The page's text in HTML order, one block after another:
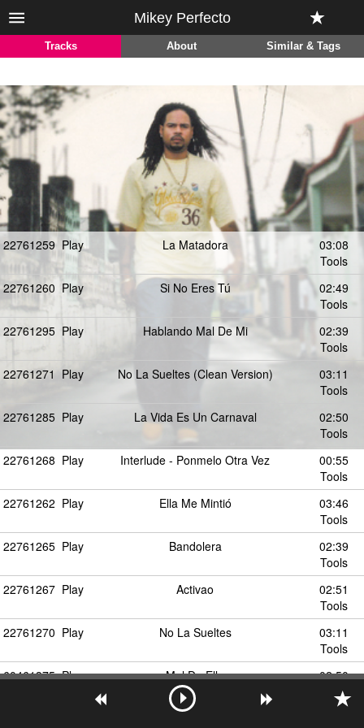
Mikey Perfecto
Tracks About Similar & Tags
22761259 Play La Matadora
03:08
Tools
22761260 Play Si No Eres Tú
02:49
Tools
22761295 Play Hablando Mal De Mi
02:39
Tools
22761271 Play No La Sueltes (Clean Version)
03:11
Tools
22761285 Play La Vida Es Un Carnaval
02:50
Tools
22761268 Play Interlude - Ponmelo Otra Vez
00:55
Tools
22761262 Play Ella Me Mintió
03:46
Tools
22761265 Play Bandolera
02:39
Tools
22761267 Play Activao
02:51
Tools
22761270 Play No La Sueltes
03:11
Tools
60461375 Play Mal De Ella
02:50
Tools